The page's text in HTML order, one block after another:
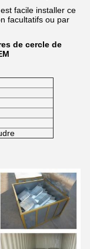
facile installer ce
facultatifs ou par
de cercle de